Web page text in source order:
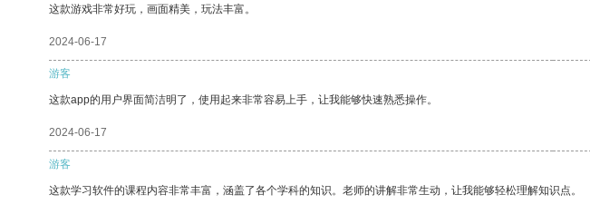
这款游戏非常好玩，画面精美，玩法丰富。
2024-06-17
游客
这款app的用户界面简洁明了，使用起来非常容易上手，让我能够快速熟悉操作。
2024-06-17
游客
这款学习软件的课程内容非常丰富，涵盖了各个学科的知识。老师的讲解非常生动，让我能够轻松理解知识点。